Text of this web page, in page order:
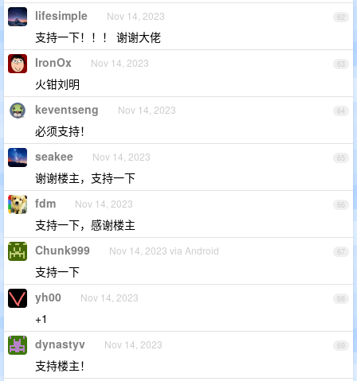
62
lifesimple Nov 14, 2023
支持一下！！！ 谢谢大佬
63
IronOx Nov 14, 2023
火钳刘明
64
keventseng Nov 14, 2023
必须支持！
65
seakee Nov 14, 2023
谢谢楼主，支持一下
66
fdm Nov 14, 2023
支持一下，感谢楼主
67
Chunk999 Nov 14, 2023 via Android
支持一下
68
yh00 Nov 14, 2023
+1
69
dynastyv Nov 14, 2023
支持楼主！